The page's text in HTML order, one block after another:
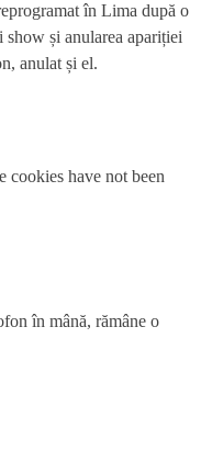
în Lima după o
și anularea apariției
anulat și el.
cookies have not been
în mână, rămâne o